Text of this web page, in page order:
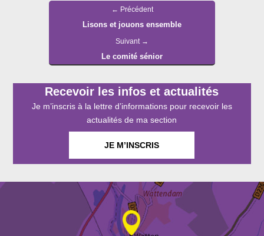
Navigation
← PrécédentArticle
précédent :
Lisons et jouons ensemble
Suivant →
suivant :
Le comité sénior
Recevoir les infos et actualités
Je m’inscris à la lettre d’informations pour recevoir les
actualités de ma section
JE M’INSCRIS